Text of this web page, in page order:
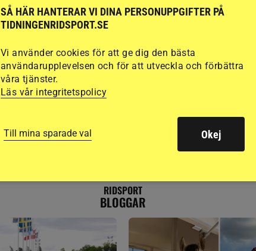
Tre av årets
RIDSPORT
BLOGGAR
SÅ HÄR HANTERAR VI DINA PERSONUPPGIFTER PÅ
TIDNINGENRIDSPORT.SE
Vi använder cookies för att ge dig den bästa
användarupplevelsen och för att utveckla och förbättra
våra tjänster.
Läs vår integritetspolicy
Till mina sparade val Okej